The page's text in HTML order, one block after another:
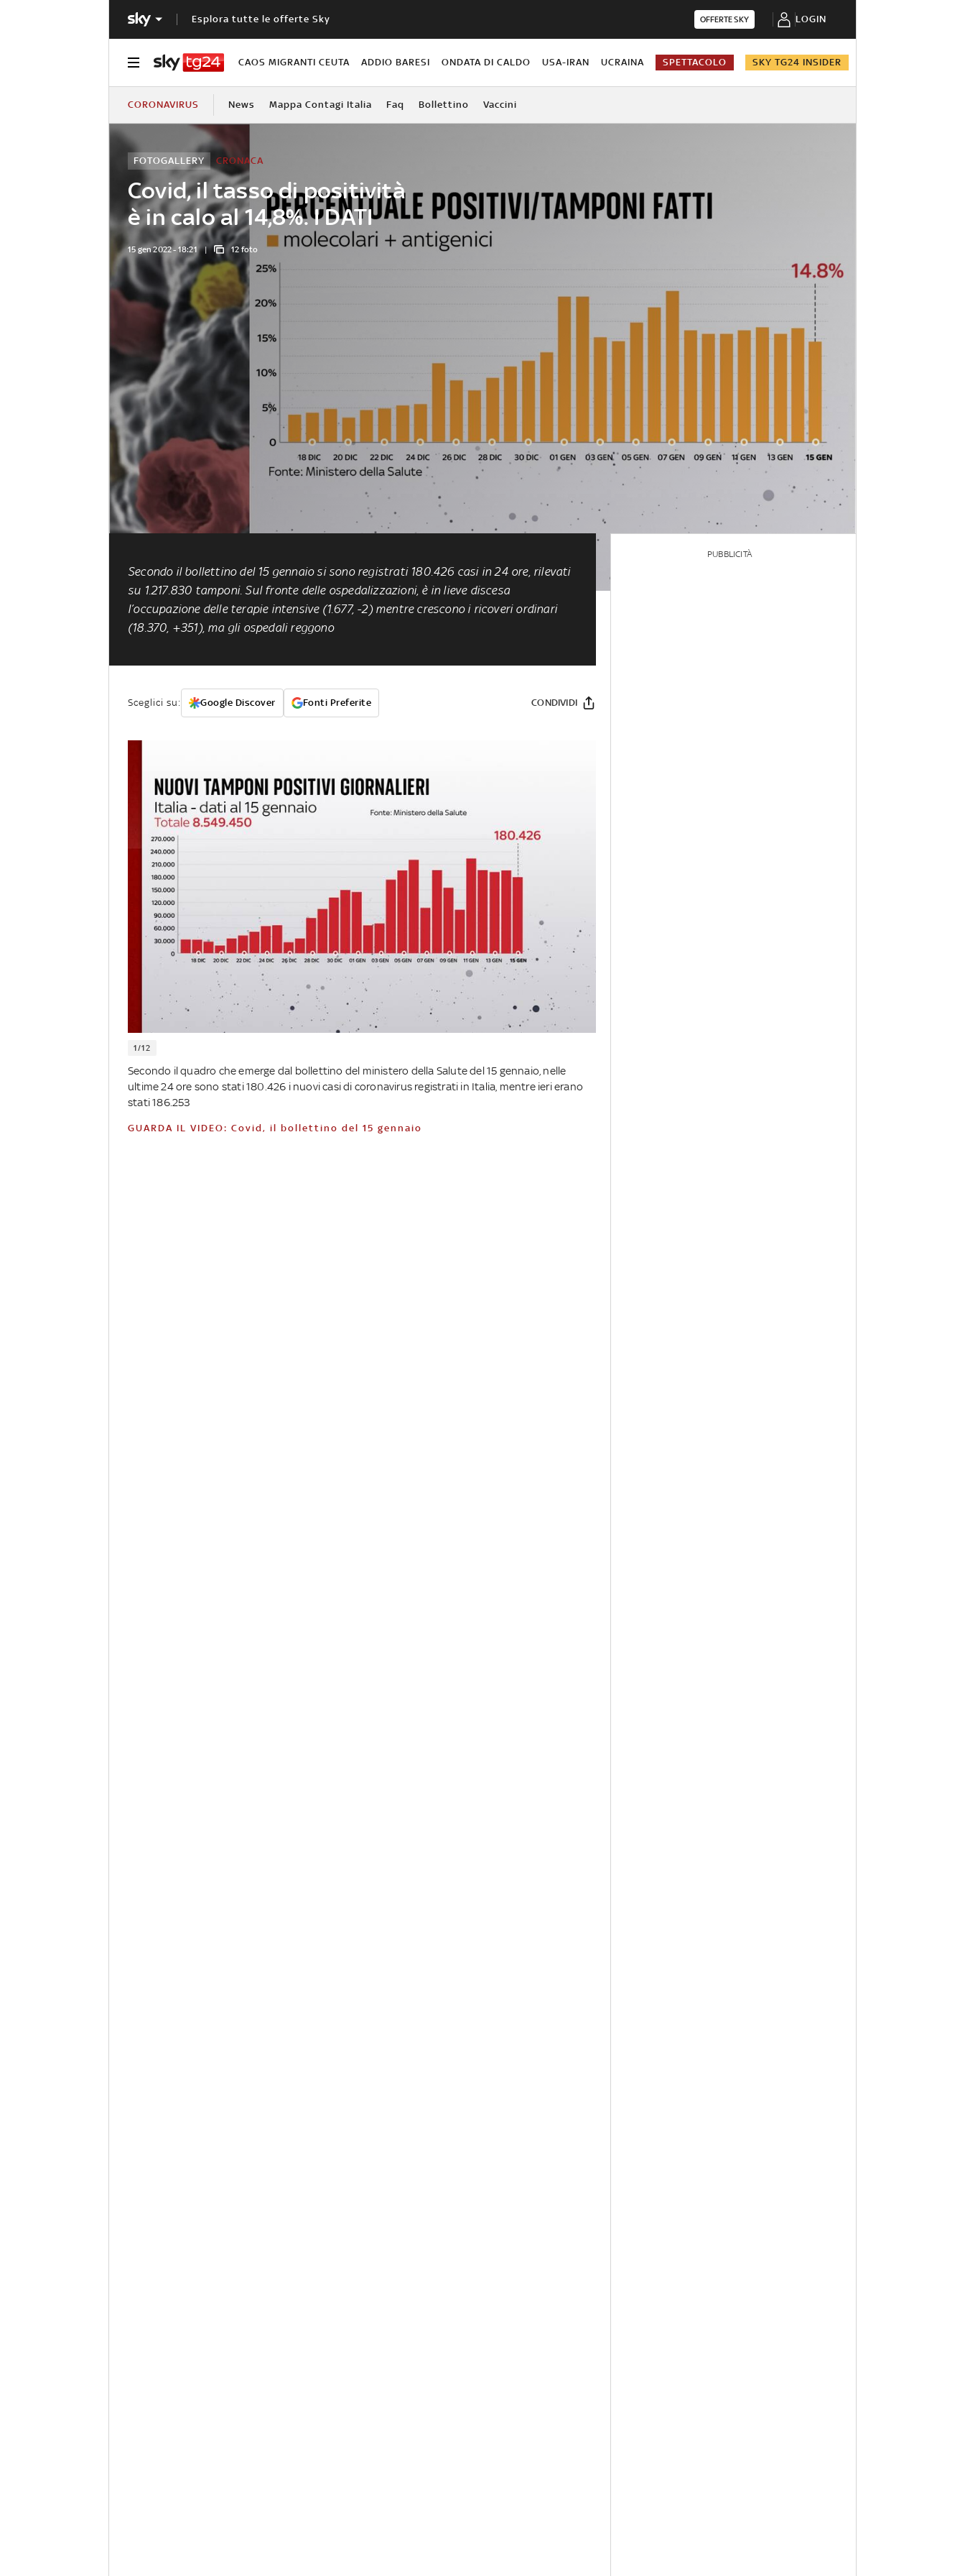
Esplora tutte le offerte Sky OFFERTE SKY LOGIN
CAOS MIGRANTI CEUTA ADDIO BARESI ONDATA DI CALDO USA-IRAN UCRAINA SPETTACOLO SKY TG24 INSIDER
CORONAVIRUS News Mappa Contagi Italia Faq Bollettino Vaccini
Covid, il tasso di positività
è in calo al 14,8%. I DATI
CRONACA
FOTOGALLERY
15 gen 2022 - 18:21 12 foto
Secondo il bollettino del 15 gennaio si sono registrati 180.426 casi in 24 ore, rilevati
su 1.217.830 tamponi. Sul fronte delle ospedalizzazioni, è in lieve discesa
l’occupazione delle terapie intensive (1.677, -2) mentre crescono i ricoveri ordinari
(18.370, +351), ma gli ospedali reggono
Sceglici su: Google Discover Fonti Preferite CONDIVIDI
1/12
Secondo il quadro che emerge dal bollettino del ministero della Salute del 15 gennaio, nelle
ultime 24 ore sono stati 180.426 i nuovi casi di coronavirus registrati in Italia, mentre ieri erano
stati 186.253
GUARDA IL VIDEO: Covid, il bollettino del 15 gennaio
PUBBLICITÀ